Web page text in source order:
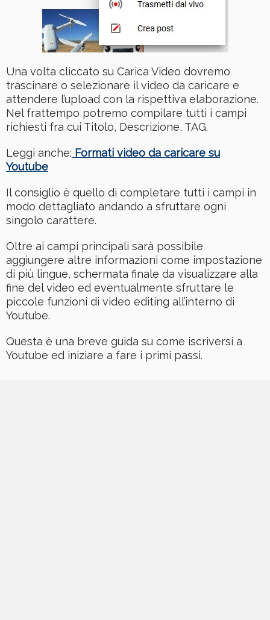
Una volta cliccato su Carica Video dovremo
trascinare o selezionare il video da caricare e
attendere l’upload con la rispettiva elaborazione.
Nel frattempo potremo compilare tutti i campi
richiesti fra cui Titolo, Descrizione, TAG.
Leggi anche: Formati video da caricare su
Youtube
Il consiglio è quello di completare tutti i campi in
modo dettagliato andando a sfruttare ogni
singolo carattere.
Oltre ai campi principali sarà possibile
aggiungere altre informazioni come impostazione
di più lingue, schermata finale da visualizzare alla
fine del video ed eventualmente sfruttare le
piccole funzioni di video editing all’interno di
Youtube.
Questa è una breve guida su come iscriversi a
Youtube ed iniziare a fare i primi passi.